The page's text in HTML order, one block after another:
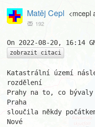
Matěj Cepl <mcepl
192
zobrazit citaci
Katastrální území
rozdělení
Prahy na to, co
Praha
sloučila někdy
Nové